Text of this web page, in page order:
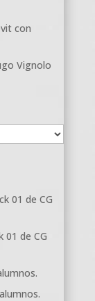
con
Vignolo
01 de CG
01 de CG